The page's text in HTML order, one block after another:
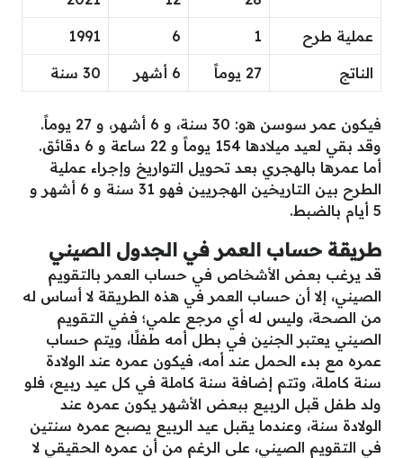
عملية طرح 1
6
1991
الناتج 27 يوماً 6 أشهر 30 سنة
فيكون عمر سوسن هو: 30 سنة، و 6 أشهر، و 27 يوماً.
وقد بقي لعيد ميلادها 154 يوماً و 22 ساعة و 6 دقائق.
أما عمرها بالهجري بعد تحويل التواريخ وإجراء عملية
الطرح بين التاريخين الهجريين فهو 31 سنة و 6 أشهر و
5 أيام بالضبط.
طريقة حساب العمر في الجدول الصيني
قد يرغب بعض الأشخاص في حساب العمر بالتقويم
الصيني، إلا أن حساب العمر في هذه الطريقة لا أساس له
من الصحة، وليس له أي مرجع علمي؛ ففي التقويم
الصيني يعتبر الجنين في بطل أمه طفلًا، ويتم حساب
عمره مع بدء الحمل عند أمه، فيكون عمره عند الولادة
سنة كاملة، وتتم إضافة سنة كاملة في كل عيد ربيع، فلو
ولد طفل قبل الربيع ببعض الأشهر يكون عمره عند
الولادة سنة، وعندما يقبل عيد الربيع يصبح عمره سنتين
في التقويم الصيني، على الرغم من أن عمره الحقيقي لا